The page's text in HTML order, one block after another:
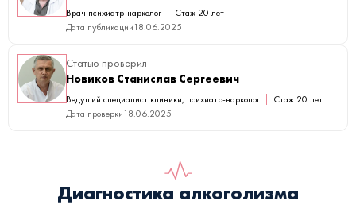
Врач психиатр-нарколог
Стаж 20 лет
Дата публикации 18.06.2025
Статью проверил
Новиков Станислав Сергеевич
Ведущий специалист клиники, психиатр-нарколог
Стаж 20 лет
Дата проверки 18.06.2025
Диагностика алкоголизма